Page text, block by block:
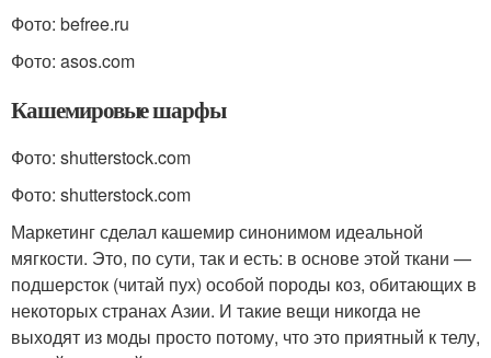
Фото: befree.ru
Фото: asos.com
Кашемировые шарфы
Фото: shutterstock.com
Фото: shutterstock.com
Маркетинг сделал кашемир синонимом идеальной
мягкости. Это, по сути, так и есть: в основе этой ткани —
подшерсток (читай пух) особой породы коз, обитающих в
некоторых странах Азии. И такие вещи никогда не
выходят из моды просто потому, что это приятный к телу,